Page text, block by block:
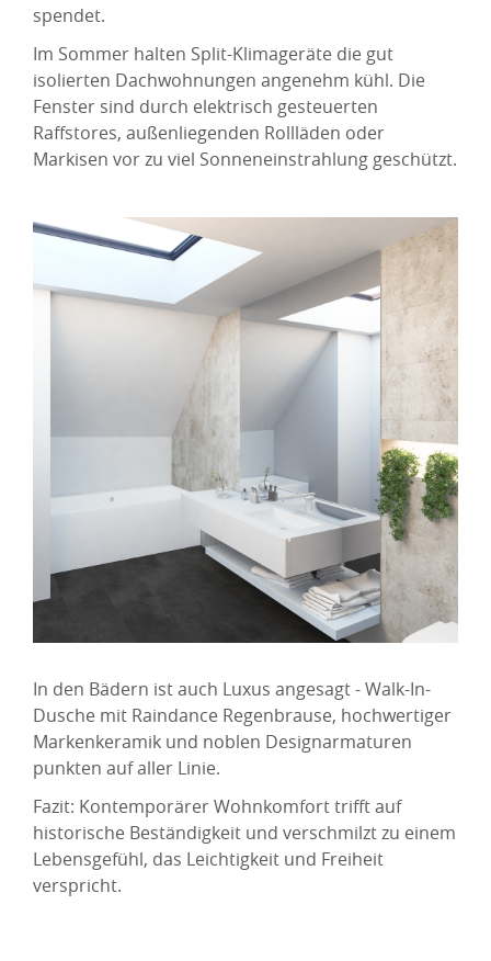
spendet.
Im Sommer halten Split-Klimageräte die gut
isolierten Dachwohnungen angenehm kühl. Die
Fenster sind durch elektrisch gesteuerten
Raffstores, außenliegenden Rollläden oder
Markisen vor zu viel Sonneneinstrahlung geschützt.
In den Bädern ist auch Luxus angesagt - Walk-In-
Dusche mit Raindance Regenbrause, hochwertiger
Markenkeramik und noblen Designarmaturen
punkten auf aller Linie.
Fazit: Kontemporärer Wohnkomfort trifft auf
historische Beständigkeit und verschmilzt zu einem
Lebensgefühl, das Leichtigkeit und Freiheit
verspricht.